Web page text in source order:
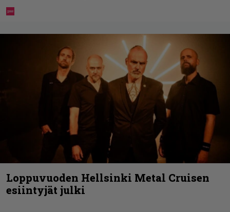
Loppuvuoden Hellsinki Metal Cruisen
esiintyjät julki